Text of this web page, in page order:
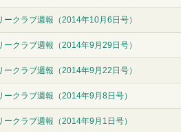
クラブ週報（2014年10月6日号）
クラブ週報（2014年9月29日号）
クラブ週報（2014年9月22日号）
クラブ週報（2014年9月8日号）
クラブ週報（2014年9月1日号）